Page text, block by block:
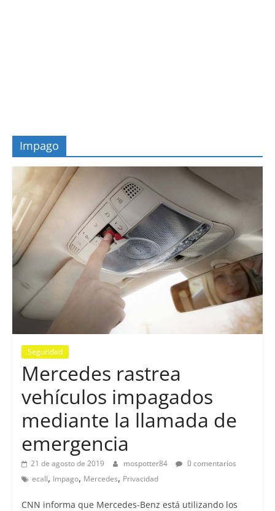
Impago
Seguridad
Mercedes rastrea
vehículos impagados
mediante la llamada de
emergencia
21 de agosto de 2019 mospotter84
0 comentarios
ecall, Impago, Mercedes, Privacidad
CNN informa que Mercedes-Benz está utilizando los